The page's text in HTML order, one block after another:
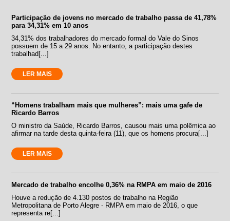
Participação de jovens no mercado de trabalho passa de 41,78%
para 34,31% em 10 anos
34,31% dos trabalhadores do mercado formal do Vale do Sinos
possuem de 15 a 29 anos. No entanto, a participação destes
trabalhad[...]
LER MAIS
“Homens trabalham mais que mulheres”: mais uma gafe de
Ricardo Barros
O ministro da Saúde, Ricardo Barros, causou mais uma polêmica ao
afirmar na tarde desta quinta-feira (11), que os homens procura[...]
LER MAIS
Mercado de trabalho encolhe 0,36% na RMPA em maio de 2016
Houve a redução de 4.130 postos de trabalho na Região
Metropolitana de Porto Alegre - RMPA em maio de 2016, o que
representa re[...]